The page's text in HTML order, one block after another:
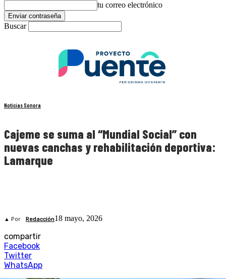
tu correo electrónico
Buscar
Noticias Sonora
Cajeme se suma al “Mundial Social” con
nuevas canchas y rehabilitación deportiva:
Lamarque
▲ Por Redacción18 mayo, 2026
compartir
Facebook
Twitter
WhatsApp